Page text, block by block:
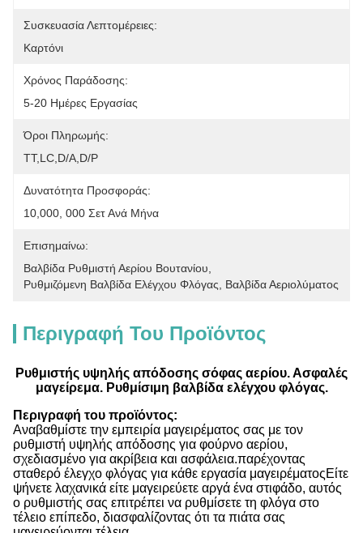
Συσκευασία Λεπτομέρειες:
Καρτόνι
Χρόνος Παράδοσης:
5-20 Ημέρες Εργασίας
Όροι Πληρωμής:
ΤΤ,LC,D/A,D/P
Δυνατότητα Προσφοράς:
10,000, 000 Σετ Ανά Μήνα
Επισημαίνω:
Βαλβίδα Ρυθμιστή Αερίου Βουτανίου
Ρυθμιζόμενη Βαλβίδα Ελέγχου Φλόγας
Βαλβίδα Αεριολύματος
Περιγραφή Του Προϊόντος
Ρυθμιστής υψηλής απόδοσης σόφας αερίου. Ασφαλές
μαγείρεμα. Ρυθμίσιμη βαλβίδα ελέγχου φλόγας.
Περιγραφή του προϊόντος:
Αναβαθμίστε την εμπειρία μαγειρέματος σας με τον
ρυθμιστή υψηλής απόδοσης για φούρνο αερίου,
σχεδιασμένο για ακρίβεια και ασφάλεια.παρέχοντας
σταθερό έλεγχο φλόγας για κάθε εργασία μαγειρέματοςΕίτε
ψήνετε λαχανικά είτε μαγειρεύετε αργά ένα στιφάδο, αυτός
ο ρυθμιστής σας επιτρέπει να ρυθμίσετε τη φλόγα στο
τέλειο επίπεδο, διασφαλίζοντας ότι τα πιάτα σας